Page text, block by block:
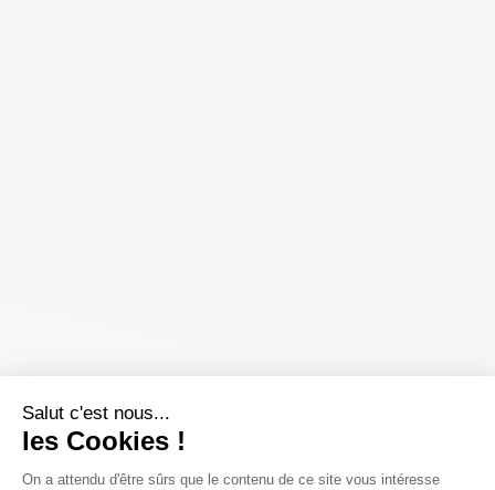
Salut c'est nous...
les Cookies !
On a attendu d'être sûrs que le contenu de ce site vous intéresse